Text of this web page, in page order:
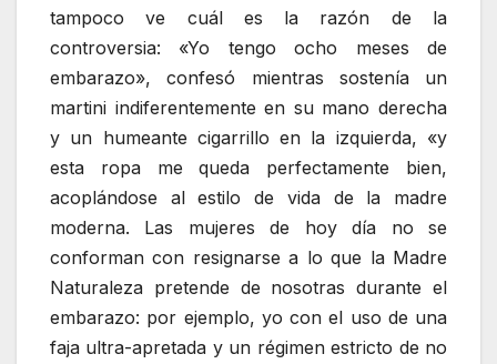
tampoco ve cuál es la razón de la
controversia: «Yo tengo ocho meses de
embarazo», confesó mientras sostenía un
martini indiferentemente en su mano derecha
y un humeante cigarrillo en la izquierda, «y
esta ropa me queda perfectamente bien,
acoplándose al estilo de vida de la madre
moderna. Las mujeres de hoy día no se
conforman con resignarse a lo que la Madre
Naturaleza pretende de nosotras durante el
embarazo: por ejemplo, yo con el uso de una
faja ultra-apretada y un régimen estricto de no